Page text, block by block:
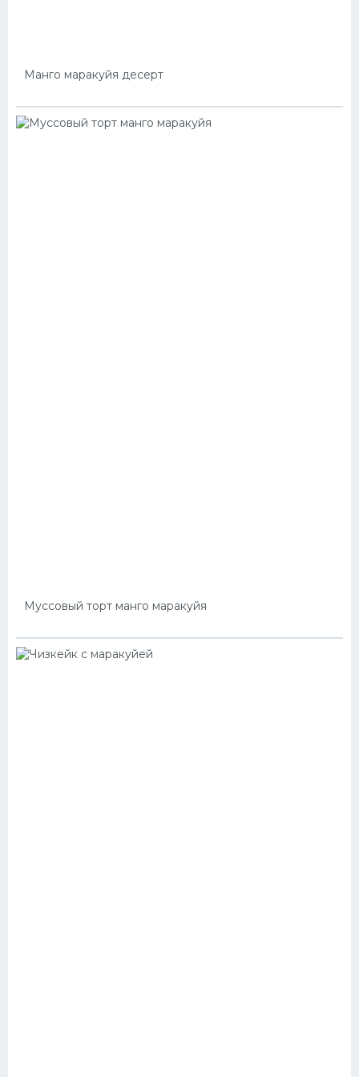
Манго маракуйя десерт
Муссовый торт манго маракуйя